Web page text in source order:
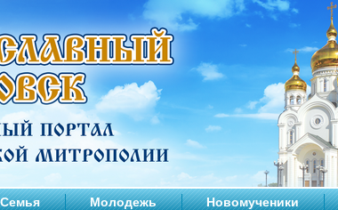
Семья Молодежь Новомученики